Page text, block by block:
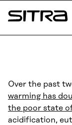
Skip to
content
Sitra
Over the past
warming has
the poor state
acidification,